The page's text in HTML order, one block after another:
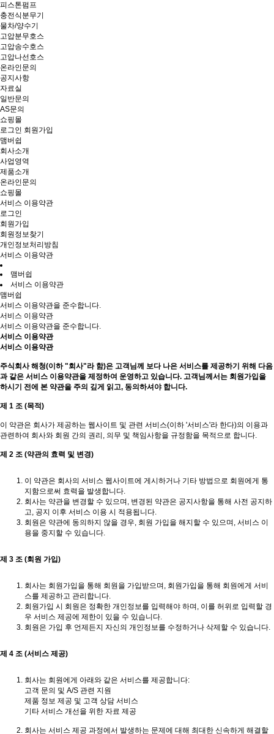
피스톤펌프
충전식분무기
물차/양수기
고압분무호스
고압송수호스
고압나선호스
온라인문의
공지사항
자료실
일반문의
AS문의
쇼핑몰
로그인 회원가입
맴버쉽
회사소개
사업영역
제품소개
온라인문의
쇼핑몰
서비스 이용약관
로그인
회원가입
회원정보찾기
개인정보처리방침
서비스 이용약관
맴버쉽
서비스 이용약관
맴버쉽
서비스 이용약관을 준수합니다.
서비스 이용약관
서비스 이용약관을 준수합니다.
서비스 이용약관
서비스 이용약관
주식회사 해청(이하 "회사"라 함)은 고객님께 보다 나은 서비스를 제공하기 위해 다음
과 같은 서비스 이용약관을 제정하여 운영하고 있습니다. 고객님께서는 회원가입을
하시기 전에 본 약관을 주의 깊게 읽고, 동의하셔야 합니다.
제 1 조 (목적)
이 약관은 회사가 제공하는 웹사이트 및 관련 서비스(이하 '서비스'라 한다)의 이용과
관련하여 회사와 회원 간의 권리, 의무 및 책임사항을 규정함을 목적으로 합니다.
제 2 조 (약관의 효력 및 변경)
이 약관은 회사의 서비스 웹사이트에 게시하거나 기타 방법으로 회원에게 통
지함으로써 효력을 발생합니다.
회사는 약관을 변경할 수 있으며, 변경된 약관은 공지사항을 통해 사전 공지하
고, 공지 이후 서비스 이용 시 적용됩니다.
회원은 약관에 동의하지 않을 경우, 회원 가입을 해지할 수 있으며, 서비스 이
용을 중지할 수 있습니다.
제 3 조 (회원 가입)
회사는 회원가입을 통해 회원을 가입받으며, 회원가입을 통해 회원에게 서비
스를 제공하고 관리합니다.
회원가입 시 회원은 정확한 개인정보를 입력해야 하며, 이를 허위로 입력할 경
우 서비스 제공에 제한이 있을 수 있습니다.
회원은 가입 후 언제든지 자신의 개인정보를 수정하거나 삭제할 수 있습니다.
제 4 조 (서비스 제공)
회사는 회원에게 아래와 같은 서비스를 제공합니다:
고객 문의 및 A/S 관련 지원
제품 정보 제공 및 고객 상담 서비스
기타 서비스 개선을 위한 자료 제공
회사는 서비스 제공 과정에서 발생하는 문제에 대해 최대한 신속하게 해결할